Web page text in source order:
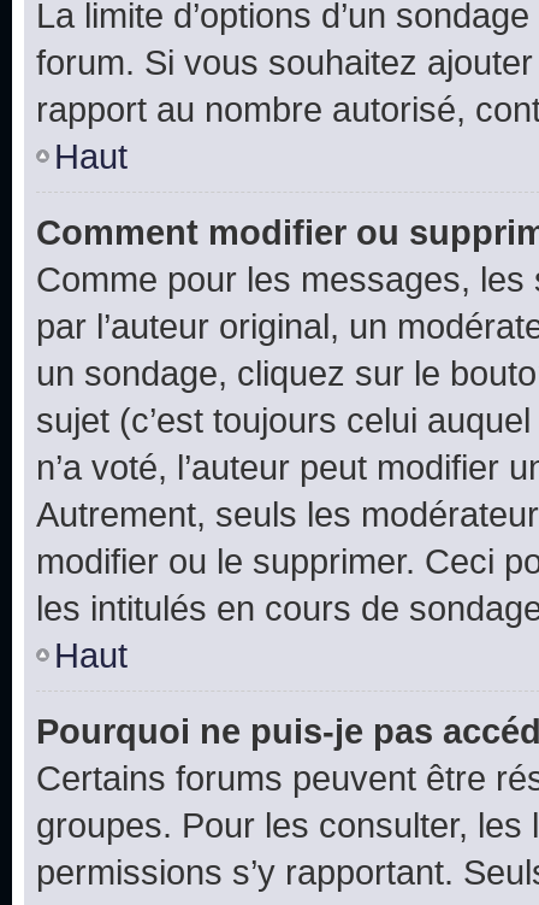
La limite d’options d’un
forum. Si vous souhaitez
rapport au nombre autorisé,
Haut
Comment modifier ou
Comme pour les messages,
par l’auteur original, un
un sondage, cliquez sur le
sujet (c’est toujours celui
n’a voté, l’auteur peut modifier
Autrement, seuls les
modifier ou le supprimer. Ceci
les intitulés en cours de
Haut
Pourquoi ne puis-je pas
Certains forums peuvent être
groupes. Pour les consulter,
permissions s’y rapportant.